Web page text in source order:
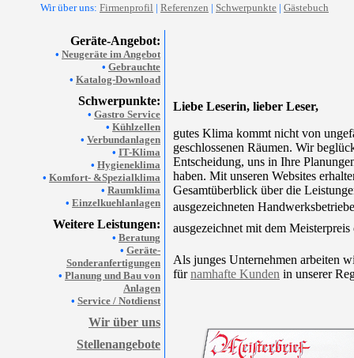
Wir über uns: Firmenprofil | Referenzen | Schwerpunkte | Gästebuch
Geräte-Angebot:
• Neugeräte im Angebot
• Gebrauchte
• Katalog-Download
Schwerpunkte:
• Gastro Service
• Kühlzellen
• Verbundanlagen
• IT-Klima
• Hygieneklima
• Komfort- &Spezialklima
• Raumklima
• Einzelkuehlanlagen
Weitere Leistungen:
• Beratung
• Geräte-
Sonderanfertigungen
• Planung und Bau von
Anlagen
• Service / Notdienst
Wir über uns
Stellenangebote
Liebe Leserin, lieber Leser,
gutes Klima kommt nicht von
geschlossenen Räumen. Wir
Entscheidung, uns in Ihre
haben. Mit unseren Websites
Gesamtüberblick über die
ausgezeichneten
ausgezeichnet mit dem
Als junges Unternehmen arbeiten
fürnamhafte Kunden in unserer